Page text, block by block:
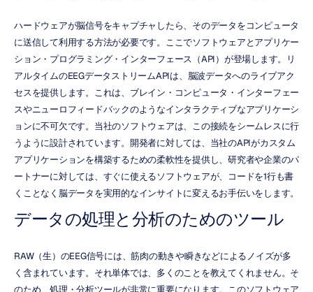
ハードウェアが脳信号をキャプチャしたら、そのデータをコンピュータ
に送信して利用する方法が必要です。ここでソフトウェアとアプリケー
ション・プログラミング・インターフェース（API）が登場します。リ
アルタイムのEEGデータストリームAPIは、脳波データへのライブアク
セスを提供します。これは、ブレイン・コンピュータ・インターフェー
スやニューロフィードバックのようなインタラクティブなアプリケーシ
ョンに不可欠です。当社のソフトウェアは、この接続をシームレスに行
うように設計されています。開発者に対しては、当社のAPIがカスタム
アプリケーションを構築するための柔軟性を提供し、研究者や企業のパ
ートナーに対しては、すぐに使えるソフトウェアが、コードを1行も書
くことなく脳データを実用的なインサイトに変えるお手伝いをします。
データの処理と分析のためのツール
RAW（生）のEEG信号には、筋肉の動きや瞬きなどによるノイズが多
く含まれています。それ単体では、多くのことを教えてくれません。そ
のため、処理・分析ツールが非常に重要になります。このソフトウェア